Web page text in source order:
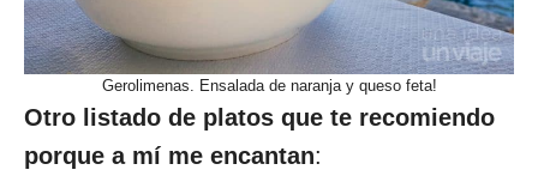
Gerolimenas. Ensalada de naranja y queso feta!
Otro listado de platos que te recomiendo
porque a mí me encantan: